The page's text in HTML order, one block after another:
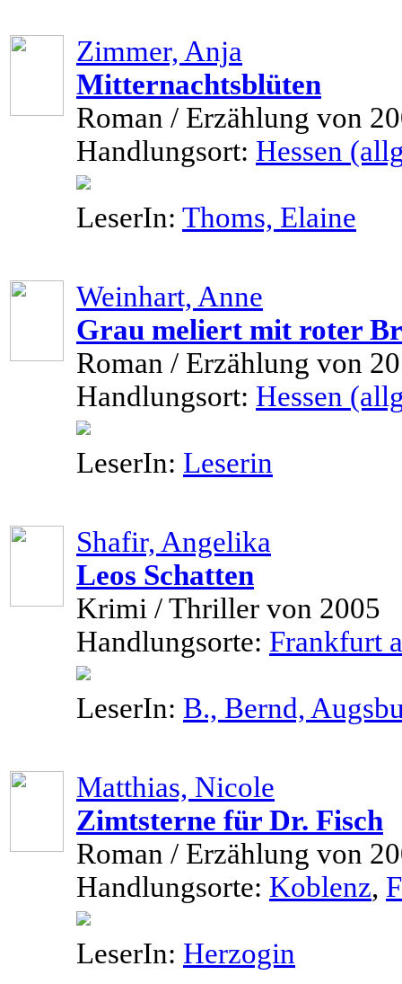
Zimmer, Anja
Mitternachtsblüten
Roman / Erzählung von
Handlungsort: Hessen
LeserIn: Thoms, Elaine
Weinhart, Anne
Grau meliert mit roter
Roman / Erzählung von
Handlungsort: Hessen
LeserIn: Leserin
Shafir, Angelika
Leos Schatten
Krimi / Thriller von 2005
Handlungsorte: Frankfurt
LeserIn: B., Bernd,
Matthias, Nicole
Zimtsterne für Dr. Fisch
Roman / Erzählung von
Handlungsorte: Koblenz,
LeserIn: Herzogin